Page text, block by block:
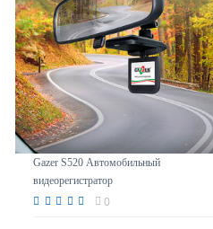
Gazer S520 Автомобильный
видеорегистратор
0